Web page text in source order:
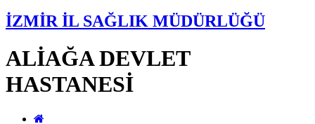
İZMİR İL SAĞLIK MÜDÜRLÜĞÜ
ALİAĞA DEVLET
HASTANESİ